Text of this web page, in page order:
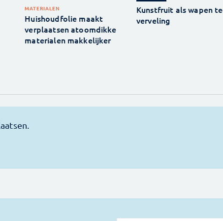
MATERIALEN
Huishoudfolie maakt
verplaatsen atoomdikke
materialen makkelijker
Kunstfruit als wapen
verveling